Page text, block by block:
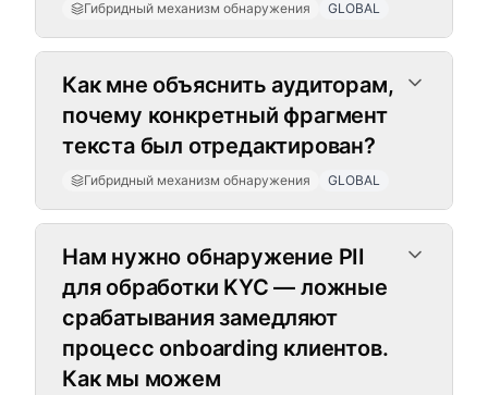
Гибридный механизм обнаружения GLOBAL
Как мне объяснить аудиторам,
почему конкретный фрагмент
текста был отредактирован?
Гибридный механизм обнаружения GLOBAL
Нам нужно обнаружение PII
для обработки KYC — ложные
срабатывания замедляют
процесс onboarding клиентов.
Как мы можем